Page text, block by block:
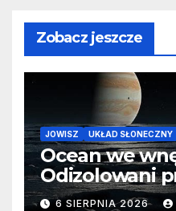
Zobacz jeszcze
JOWISZ UKŁAD SŁONECZNY
Ocean we
Odizolowani
barierę
6 SIERPNIA 2026